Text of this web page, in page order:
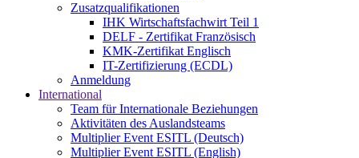
Zusatzqualifikationen
IHK Wirtschaftsfachwirt Teil 1
DELF - Zertifikat Französisch
KMK-Zertifikat Englisch
IT-Zertifizierung (ECDL)
Anmeldung
International
Team für Internationale Beziehungen
Aktivitäten des Auslandsteams
Multiplier Event ESITL (Deutsch)
Multiplier Event ESITL (English)